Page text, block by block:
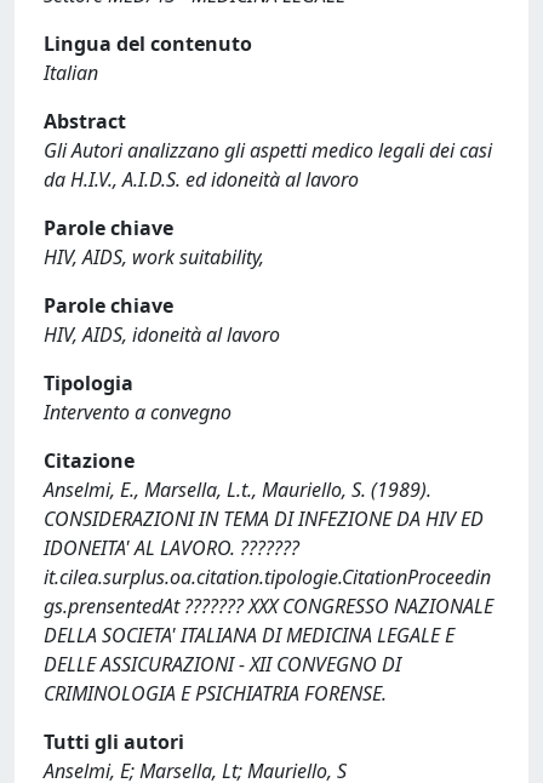
Lingua del contenuto
Italian
Abstract
Gli Autori analizzano gli aspetti medico legali dei casi
da H.I.V., A.I.D.S. ed idoneità al lavoro
Parole chiave
HIV, AIDS, work suitability,
Parole chiave
HIV, AIDS, idoneità al lavoro
Tipologia
Intervento a convegno
Citazione
Anselmi, E., Marsella, L.t., Mauriello, S. (1989).
CONSIDERAZIONI IN TEMA DI INFEZIONE DA HIV ED
IDONEITA' AL LAVORO. ???????
it.cilea.surplus.oa.citation.tipologie.CitationProceedin
gs.prensentedAt ??????? XXX CONGRESSO NAZIONALE
DELLA SOCIETA' ITALIANA DI MEDICINA LEGALE E
DELLE ASSICURAZIONI - XII CONVEGNO DI
CRIMINOLOGIA E PSICHIATRIA FORENSE.
Tutti gli autori
Anselmi, E; Marsella, Lt; Mauriello, S